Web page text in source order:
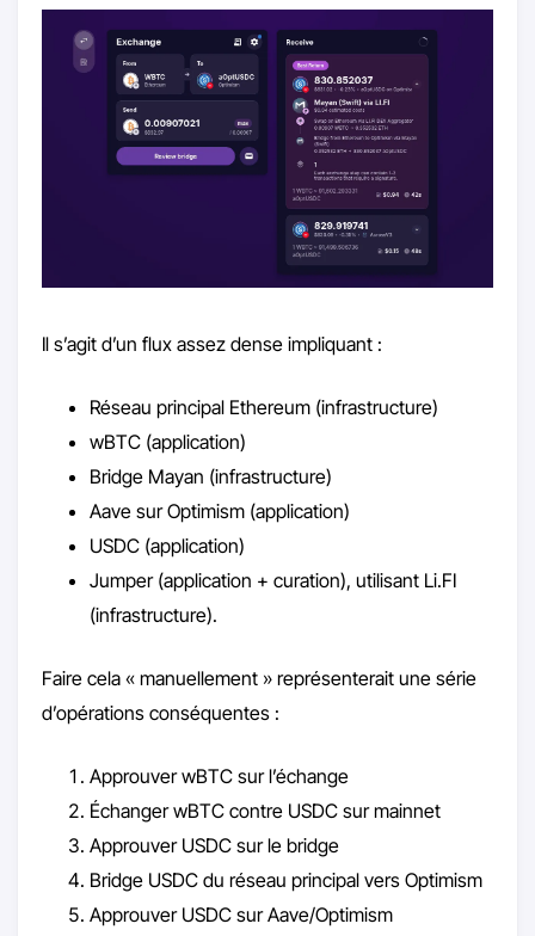
Il s’agit d’un flux assez dense impliquant :
Réseau principal Ethereum (infrastructure)
wBTC (application)
Bridge Mayan (infrastructure)
Aave sur Optimism (application)
USDC (application)
Jumper (application + curation), utilisant Li.FI
(infrastructure).
Faire cela « manuellement » représenterait une série
d’opérations conséquentes :
Approuver wBTC sur l’échange
Échanger wBTC contre USDC sur mainnet
Approuver USDC sur le bridge
Bridge USDC du réseau principal vers Optimism
Approuver USDC sur Aave/Optimism